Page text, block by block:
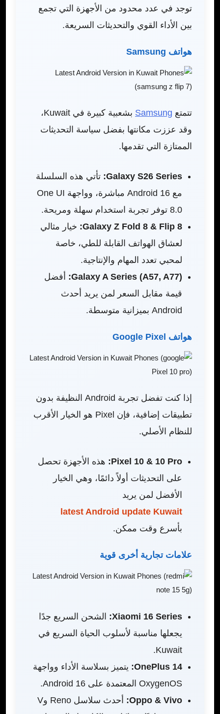
توجد في عدد محدود من الأجهزة التي تجمع
بين الأداء القوي والتحديثات السريعة.
هواتف Samsung
تتمتع Samsung
بشعبية كبيرة في Kuwait،
وقد عززت مكانتها بفضل سياسة التحديثات
الممتازة التي تقدمها.
Galaxy S26 Series: تأتي هذه السلسلة
مع Android 16 مباشرة، وواجهة One UI
8.0 توفر تجربة استخدام سهلة ومريحة.
Galaxy Z Fold 8 & Flip 8: خيار مثالي
لعشاق الهواتف القابلة للطي، خاصة
لمحبي تعدد المهام والإنتاجية.
Galaxy A Series (A57, A77):
أفضل
قيمة مقابل السعر لمن يريد أحدث
Android بميزانية متوسطة.
هواتف Google Pixel
إذا كنت تفضل تجربة Android النظيفة بدون
تطبيقات إضافية، فإن Pixel هو الخيار الأقرب
للنظام الأصلي.
Pixel 10 & 10 Pro:
هذه الأجهزة تحصل
على التحديثات أولاً دائمًا، وهي الخيار
الأفضل لمن يريد
latest Android update Kuwait
بأسرع وقت ممكن.
علامات تجارية أخرى قوية
Xiaomi 16 Series: الشحن السريع جدًا
يجعلها مناسبة لأسلوب الحياة السريع في
Kuwait.
OnePlus 14: يتميز بسلاسة الأداء وواجهة
OxygenOS المعتمدة على Android 16.
Oppo & Vivo:
أحدث سلاسل Reno وV